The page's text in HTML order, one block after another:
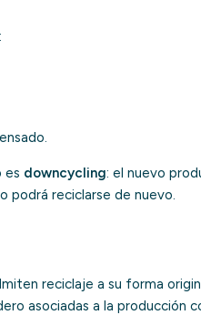
es downcycling: el nuevo
podrá reciclarse de nuevo.
reciclaje a su forma
asociadas a la producción